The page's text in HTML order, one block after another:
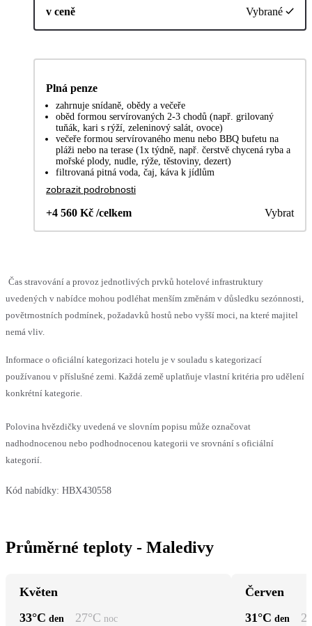
v ceně Vybrané
Plná penze
zahrnuje snídaně, obědy a večeře
oběd formou servírovaných 2-3 chodů (např. grilovaný
tuňák, kari s rýží, zeleninový salát, ovoce)
večeře formou servírovaného menu nebo BBQ bufetu na
pláži nebo na terase (1x týdně, např. čerstvě chycená ryba a
mořské plody, nudle, rýže, těstoviny, dezert)
filtrovaná pitná voda, čaj, káva k jídlům
zobrazit podrobnosti
+4 560 Kč /celkem Vybrat
Čas stravování a provoz jednotlivých prvků hotelové infrastruktury
uvedených v nabídce mohou podléhat menším změnám v důsledku sezónnosti,
povětrnostních podmínek, požadavků hostů nebo vyšší moci, na které majitel
nemá vliv.
Informace o oficiální kategorizaci hotelu je v souladu s kategorizací
používanou v příslušné zemi. Každá země uplatňuje vlastní kritéria pro udělení
konkrétní kategorie.
Polovina hvězdičky uvedená ve slovním popisu může označovat
nadhodnocenou nebo podhodnocenou kategorii ve srovnání s oficiální
kategorií.
Kód nabídky: HBX430558
Průměrné teploty - Maledivy
Květen
33°C den 27°C noc
Červen
31°C den